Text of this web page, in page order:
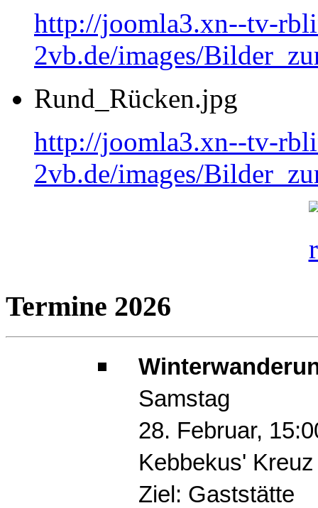
http://joomla3.xn--tv-
2vb.de/images/
Rund_Rücken.jpg
http://joomla3.xn--tv-
2vb.de/images/
Termine 2026
Samstag
28. Februar,
Kebbekus' Kreuz
Ziel: Gaststätte